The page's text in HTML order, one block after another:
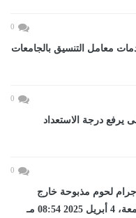
0
الأولى 2026.. خدمات معامل التنسيق بالجامعات
0
يرفع درجة الاستعداد
0
ضبط ١٨٥ كيلو جرام لحوم مذبوحة خارج
مـ